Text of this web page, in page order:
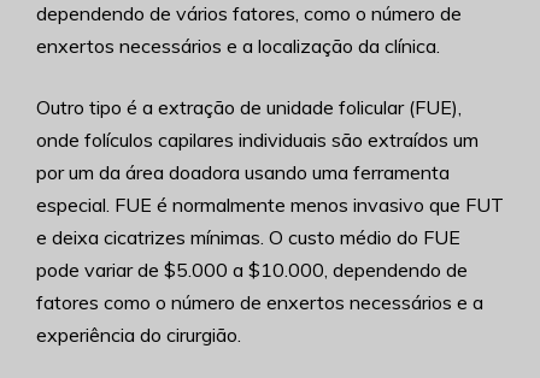
dependendo de vários fatores, como o número de
enxertos necessários e a localização da clínica.
Outro tipo é a extração de unidade folicular (FUE),
onde folículos capilares individuais são extraídos um
por um da área doadora usando uma ferramenta
especial. FUE é normalmente menos invasivo que FUT
e deixa cicatrizes mínimas. O custo médio do FUE
pode variar de $5.000 a $10.000, dependendo de
fatores como o número de enxertos necessários e a
experiência do cirurgião.